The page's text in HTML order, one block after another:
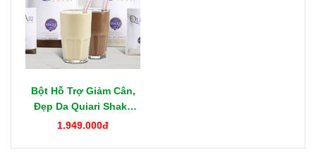
Bột Hỗ Trợ Giảm Cân,
Đẹp Da Quiari Shake
1000g Mỹ
1.949.000đ